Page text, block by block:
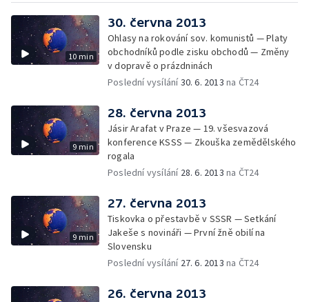
10 min
30. června 2013
Ohlasy na rokování sov. komunistů — Platy
obchodníků podle zisku obchodů — Změny
v dopravě o prázdninách
Poslední vysílání30. 6. 2013 na ČT24
9 min
28. června 2013
Jásir Arafat v Praze — 19. všesvazová
konference KSSS — Zkouška zemědělského
rogala
Poslední vysílání 28. 6. 2013 na ČT24
9 min
27. června 2013
Tiskovka o přestavbě v SSSR — Setkání
Jakeše s novináři — První žně obilí na
Slovensku
Poslední vysílání 27. 6. 2013 na ČT24
26. června 2013